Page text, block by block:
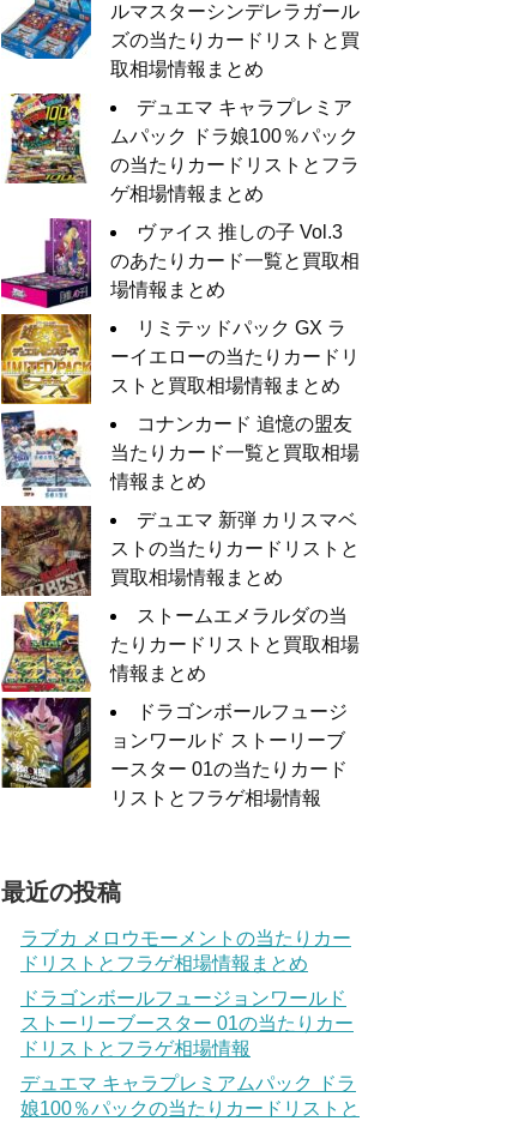
ルマスターシンデレラガール
ズの当たりカードリストと買
取相場情報まとめ
デュエマ キャラプレミア
ムパック ドラ娘100％パック
の当たりカードリストとフラ
ゲ相場情報まとめ
ヴァイス 推しの子 Vol.3
のあたりカード一覧と買取相
場情報まとめ
リミテッドパック GX ラ
ーイエローの当たりカードリ
ストと買取相場情報まとめ
コナンカード 追憶の盟友
当たりカード一覧と買取相場
情報まとめ
デュエマ 新弾 カリスマベ
ストの当たりカードリストと
買取相場情報まとめ
ストームエメラルダの当
たりカードリストと買取相場
情報まとめ
ドラゴンボールフュージ
ョンワールド ストーリーブ
ースター 01の当たりカード
リストとフラゲ相場情報
最近の投稿
ラブカ メロウモーメントの当たりカー
ドリストとフラゲ相場情報まとめ
ドラゴンボールフュージョンワールド
ストーリーブースター 01の当たりカー
ドリストとフラゲ相場情報
デュエマ キャラプレミアムパック ドラ
娘100％パックの当たりカードリストと